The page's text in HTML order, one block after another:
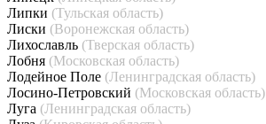
Липки (Тульская область)
Лиски (Воронежская область)
Лихославль (Тверская область)
Лобня (Московская область)
Лодейное Поле (Ленинградская область)
Лосино-Петровский (Московская область)
Луга (Ленинградская область)